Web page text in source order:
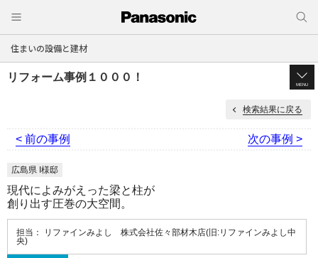
住まいの設備と建材
リフォーム事例１０００！
MENU
検索結果に戻る
< 前の事例 次の事例 >
広島県 I様邸
現代によみがえった梁と柱が
創り出す圧巻の大空間。
担当： リファインみよし 株式会社佐々部材木店(旧:リファインみよし中
央)